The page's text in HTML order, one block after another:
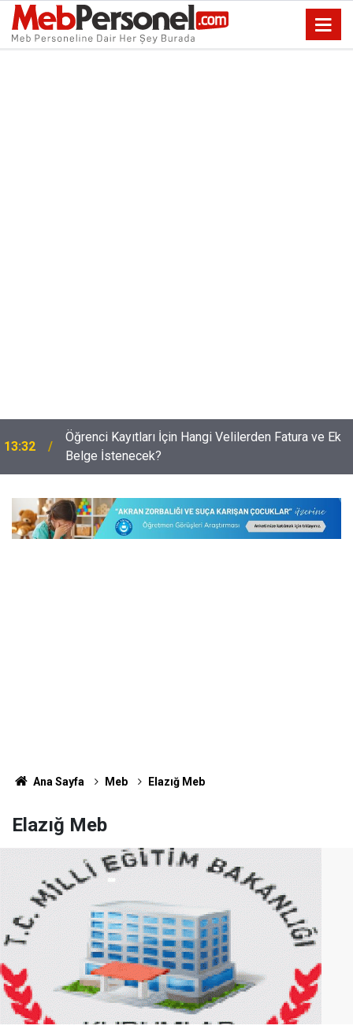
13:32
Öğrenci Kayıtları İçin Hangi Velilerden Fatura ve Ek
Belge İstenecek?
Ana Sayfa Meb Elazığ Meb
Elazığ Meb